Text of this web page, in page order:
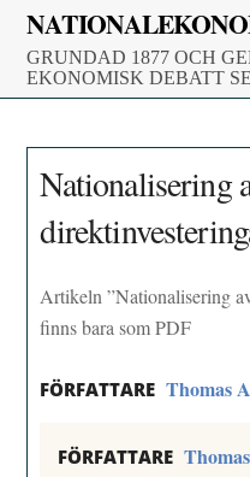
Skip
content
GRUNDAD 1877 OCH
EKONOMISK DEBATT
Nationalisering
Artikeln ”Nationalisering
finns bara som PDF
FÖRFATTARE Thomas
FÖRFATTARE